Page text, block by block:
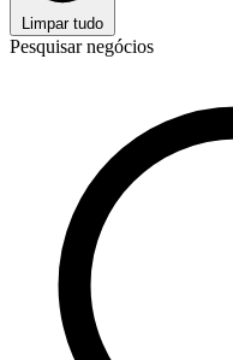
Limpar tudo
Pesquisar negócios